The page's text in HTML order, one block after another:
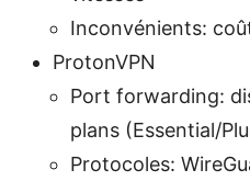
Inconvénients:
ProtonVPN
Port forwarding:
plans (Essential/
Protocoles: